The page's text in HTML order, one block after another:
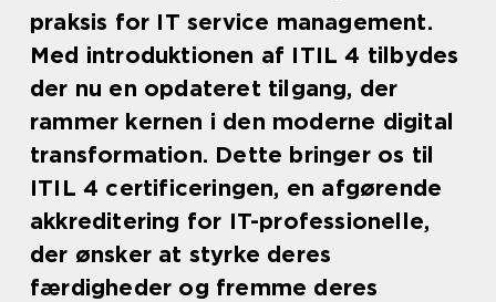
praksis for IT service management.
Med introduktionen af ITIL 4 tilbydes
der nu en opdateret tilgang, der
rammer kernen i den moderne digital
transformation. Dette bringer os til
ITIL 4 certificeringen, en afgørende
akkreditering for IT-professionelle,
der ønsker at styrke deres
færdigheder og fremme deres